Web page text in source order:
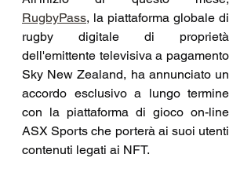
RugbyPass, la piattaforma globale di
rugby digitale di proprietà
dell'emittente televisiva a pagamento
Sky New Zealand, ha annunciato un
accordo esclusivo a lungo termine
con la piattaforma di gioco on-line
ASX Sports che porterà ai suoi utenti
contenuti legati ai NFT.